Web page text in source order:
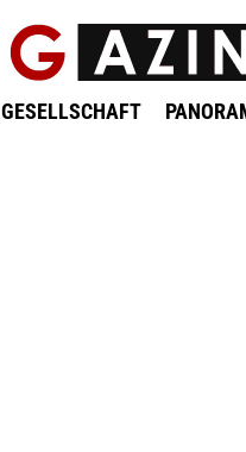
GESELLSCHAFT